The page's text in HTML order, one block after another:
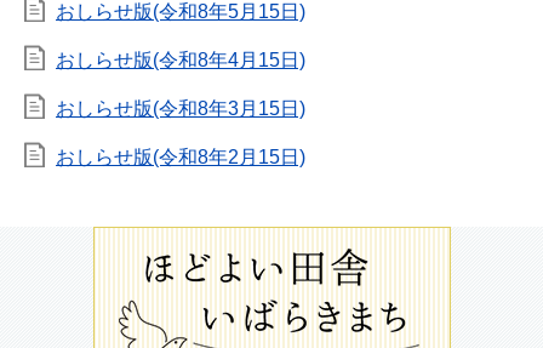
おしらせ版(令和8年5月15日)
おしらせ版(令和8年4月15日)
おしらせ版(令和8年3月15日)
おしらせ版(令和8年2月15日)